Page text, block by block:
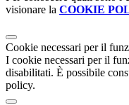
visionare la COOKIE
Cookie necessari per il
I cookie necessari per il
disabilitati. È possibile
policy.